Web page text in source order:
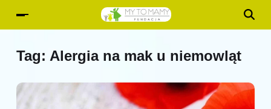
Tag: Alergia na mak u niemowląt